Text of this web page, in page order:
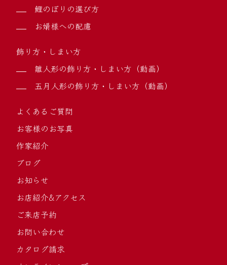
鯉のぼりの選び方
お婿様への配慮
飾り方・しまい方
雛人形の飾り方・しまい方（動画）
五月人形の飾り方・しまい方（動画）
よくあるご質問
お客様のお写真
作家紹介
ブログ
お知らせ
お店紹介&アクセス
ご来店予約
お問い合わせ
カタログ請求